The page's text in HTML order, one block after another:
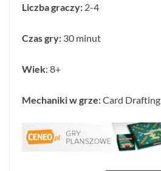
Liczba graczy: 2-4
Czas gry: 30 minut
Wiek: 8+
Mechaniki w grze:Card Drafting,